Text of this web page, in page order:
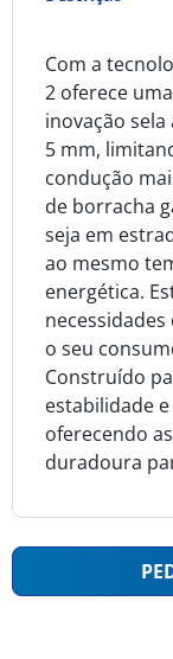
Com a
2 oferece
inovação
5 mm,
condução
de borracha
seja em
ao mesmo
energética.
o seu
Construído
estabilidade
oferecendo
duradoura